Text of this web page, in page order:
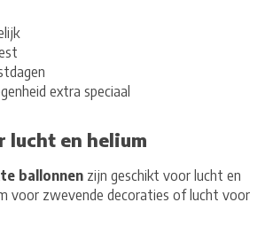
extra speciaal
lucht en helium
ballonnen zijn geschikt voor lucht en
voor zwevende decoraties of lucht voor